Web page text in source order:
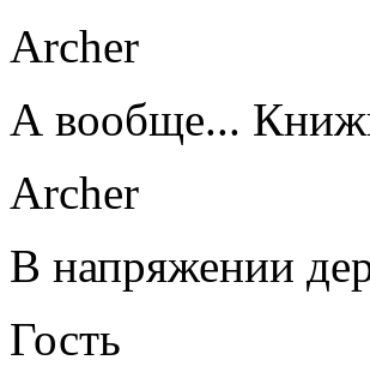
Archer
А вообще...
Archer
В напряжении
Гость